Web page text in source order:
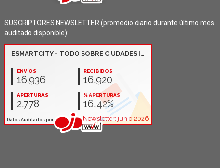
SUSCRIPTORES NEWSLETTER (promedio diario durante último mes
auditado disponible):